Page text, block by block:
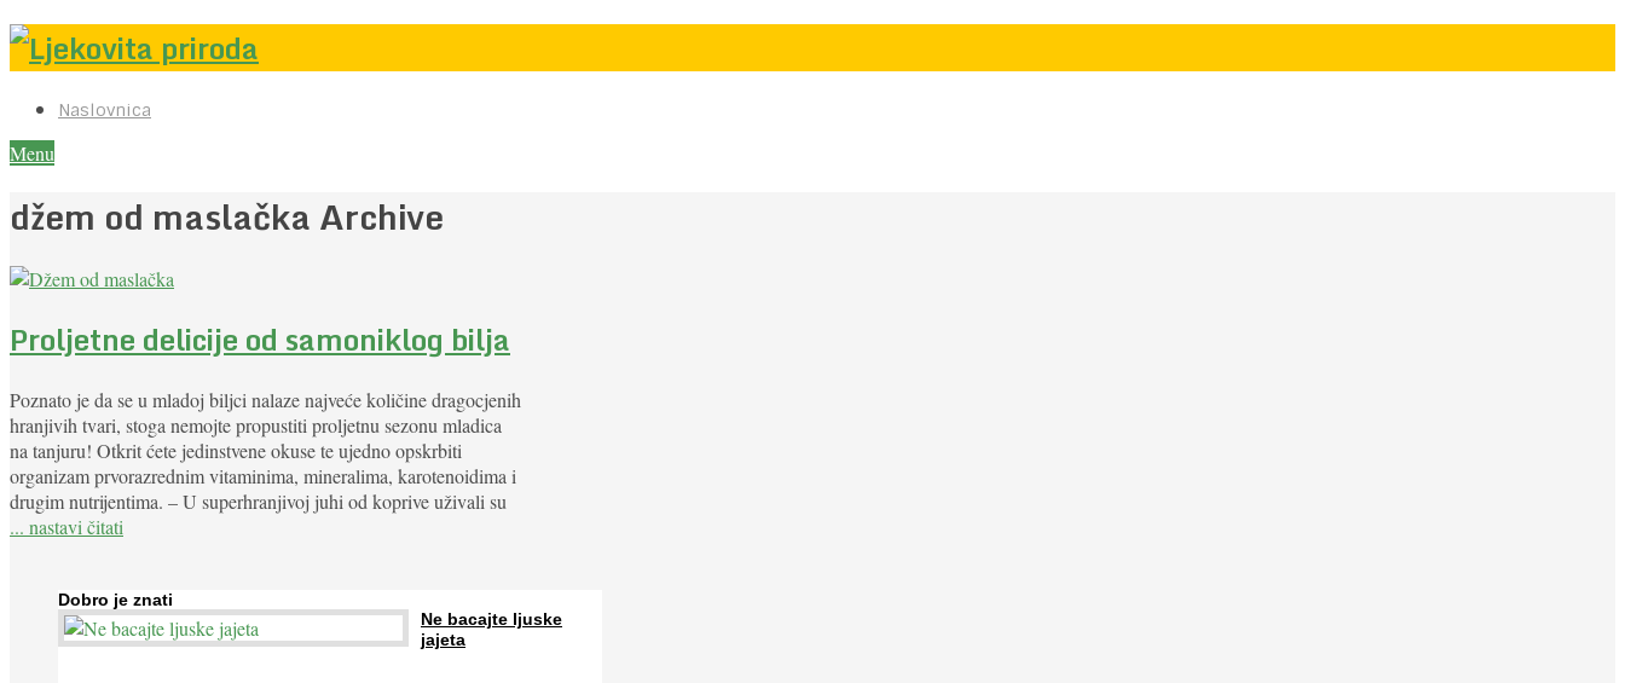
Naslovnica
Menu
džem od maslačka Archive
Proljetne delicije od samoniklog bilja
Poznato je da se u mladoj biljci nalaze najveće količine dragocjenih
hranjivih tvari, stoga nemojte propustiti proljetnu sezonu mladica
na tanjuru! Otkrit ćete jedinstvene okuse te ujedno opskrbiti
organizam prvorazrednim vitaminima, mineralima, karotenoidima i
drugim nutrijentima. – U superhranjivoj juhi od koprive uživali su
... nastavi čitati
Dobro je znati
Ne bacajte ljuske
jajeta